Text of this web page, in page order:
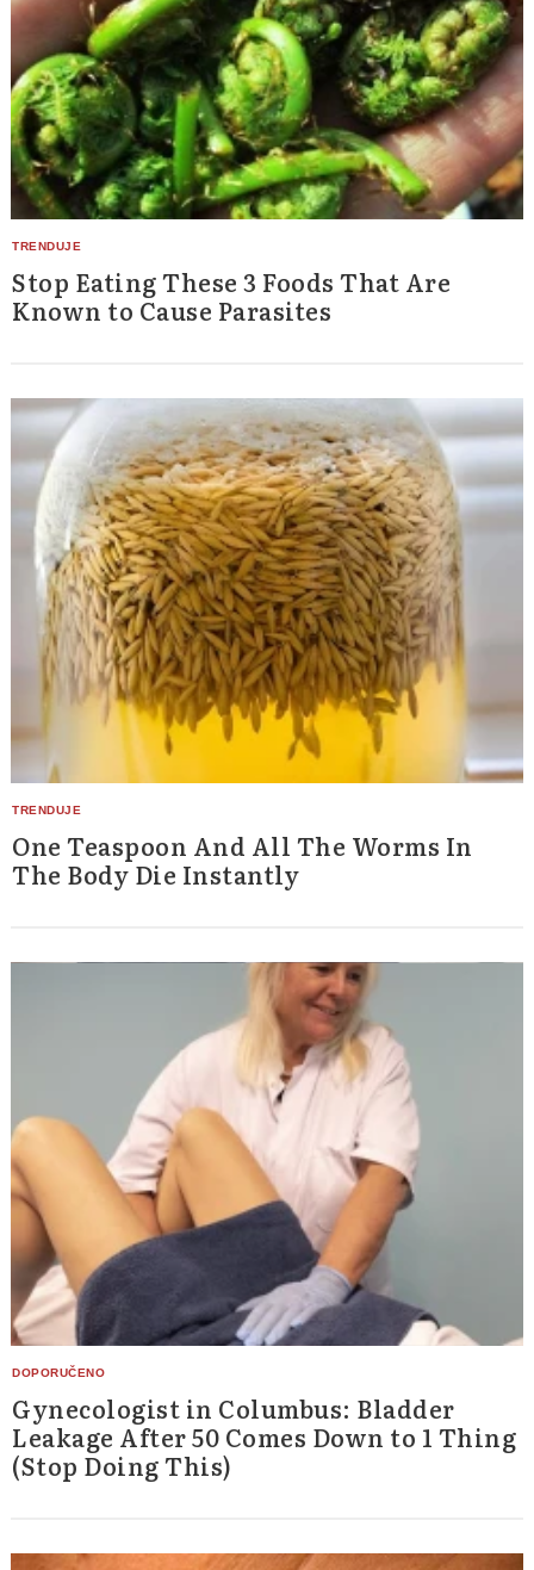
Stop Eating These 3 Foods That Are
Known to Cause Parasites
One Teaspoon And All The Worms In
The Body Die Instantly
Gynecologist in Columbus: Bladder
Leakage After 50 Comes Down to 1 Thing
(Stop Doing This)